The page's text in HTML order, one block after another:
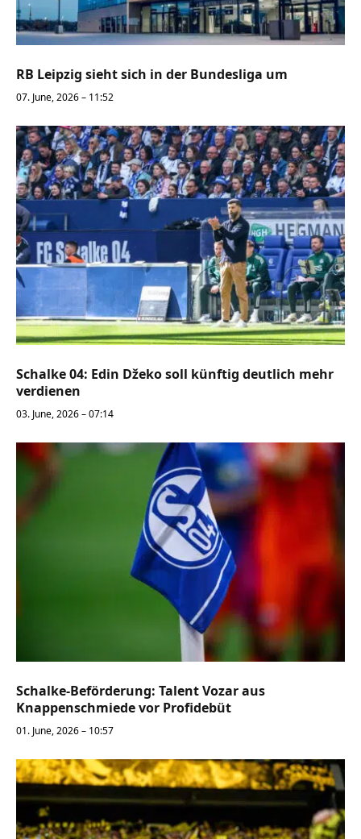
RB Leipzig sieht sich in der Bundesliga um
07. June, 2026 – 11:52
Schalke 04: Edin Džeko soll künftig deutlich mehr
verdienen
03. June, 2026 – 07:14
Schalke-Beförderung: Talent Vozar aus
Knappenschmiede vor Profidebüt
01. June, 2026 – 10:57